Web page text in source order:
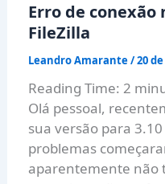
Erro de conexão
FileZilla
Leandro Amarante/20
Reading Time: 2
Olá pessoal,
sua versão para
problemas
aparentemente não